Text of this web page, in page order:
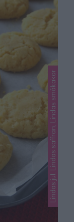
SÅ HÄR …
Lindas jul, Lindas saffran, Lindas småkakor